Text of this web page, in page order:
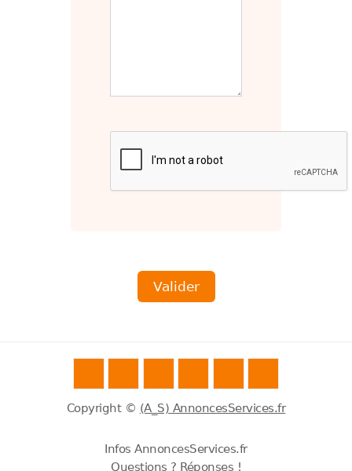
Copyright © (A_S) AnnoncesServices.fr
Infos AnnoncesServices.fr
Questions ? Réponses !